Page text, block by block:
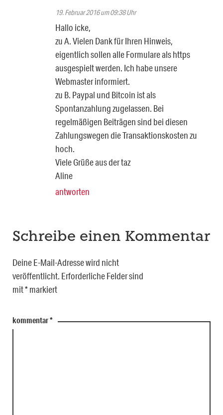
19. Februar 2016 um 09:38 Uhr
Hallo icke,
zu A. Vielen Dank für Ihren Hinweis,
eigentlich sollen alle Formulare als https
ausgespielt werden. Ich habe unsere
Webmaster informiert.
zu B. Paypal und Bitcoin ist als
Spontanzahlung zugelassen. Bei
regelmäßigen Beiträgen sind bei diesen
Zahlungswegen die Transaktionskosten zu
hoch.
Viele Grüße aus der taz
Aline
antworten
Schreibe einen Kommentar
Deine E-Mail-Adresse wird nicht
veröffentlicht. Erforderliche Felder sind
mit*markiert
kommentar*